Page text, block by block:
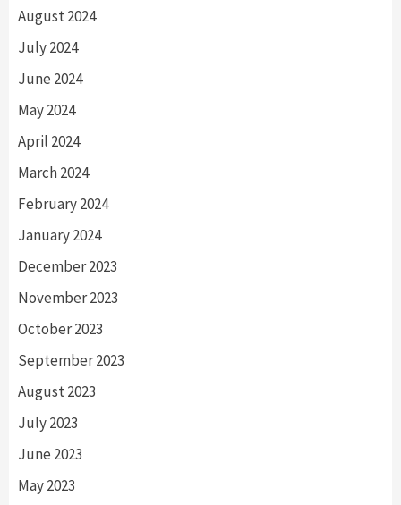
August 2024
July 2024
June 2024
May 2024
April 2024
March 2024
February 2024
January 2024
December 2023
November 2023
October 2023
September 2023
August 2023
July 2023
June 2023
May 2023